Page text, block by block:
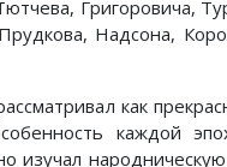
Григоровича,
Надсона,
как
каждой
изучал